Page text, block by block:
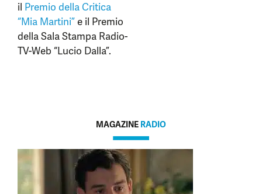
il Premio della Critica
“Mia Martini”e il Premio
della Sala Stampa Radio-
TV-Web “Lucio Dalla”.
MAGAZINE RADIO